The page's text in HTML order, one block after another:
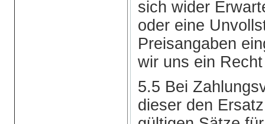
sich wider
oder eine
Preisangaben
wir uns ein
5.5 Bei
dieser den